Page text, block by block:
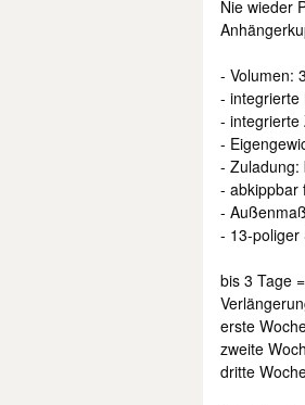
Nie wieder
- Volumen:
- integrierte
- integrierte
-
- Zuladung:
- abkippbar
-
- 13-poliger
bis 3 Tage
erste
zweite
dritte